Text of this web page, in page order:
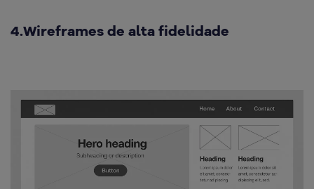
4.Wireframes de alta fidelidade